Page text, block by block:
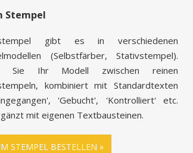
Stempel
gibt es in verschiedenen
(Selbstfärber, Stativstempel).
Sie Ihr Modell zwischen reinen
kombiniert mit Standardtexten
'Gebucht', 'Kontrolliert' etc.
mit eigenen Textbausteinen.
STEMPEL BESTELLEN